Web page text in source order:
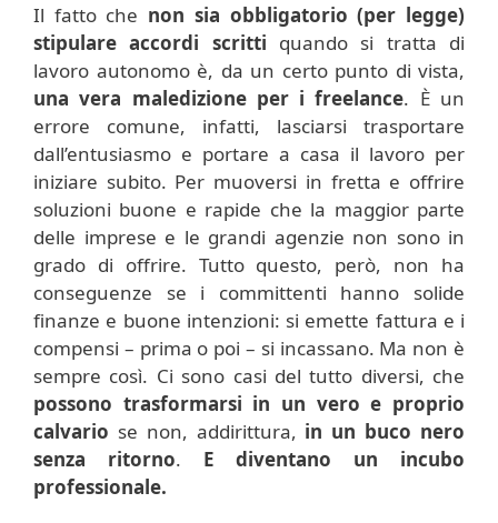
Il fatto che non sia obbligatorio (per legge)
stipulare accordi scritti quando si tratta di
lavoro autonomo è, da un certo punto di vista,
una vera maledizione per i freelance. È un
errore comune, infatti, lasciarsi trasportare
dall’entusiasmo e portare a casa il lavoro per
iniziare subito. Per muoversi in fretta e offrire
soluzioni buone e rapide che la maggior parte
delle imprese e le grandi agenzie non sono in
grado di offrire. Tutto questo, però, non ha
conseguenze se i committenti hanno solide
finanze e buone intenzioni: si emette fattura e i
compensi – prima o poi – si incassano. Ma non è
sempre così. Ci sono casi del tutto diversi, che
possono trasformarsi in un vero e proprio
calvario se non, addirittura, in un buco nero
senza ritorno. E diventano un incubo
professionale.